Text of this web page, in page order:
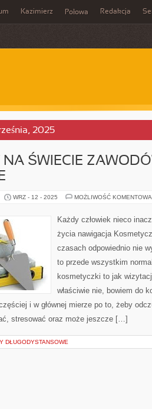
Kazimierz Połowa Redakcja
2025
NA ŚWIECIE
WRZ - 12 - 2025 MOŻLIWOŚĆ
Każdy człowiek nieco
życia nawigacja
czasach odpowiednio nie
to przede wszystkim
kosmetyczki to jak
właściwie nie, bowiem do
i w głównej mierze po to, żeby
stresować oraz może jeszcze […]
DŁUGODYSTANSOWE